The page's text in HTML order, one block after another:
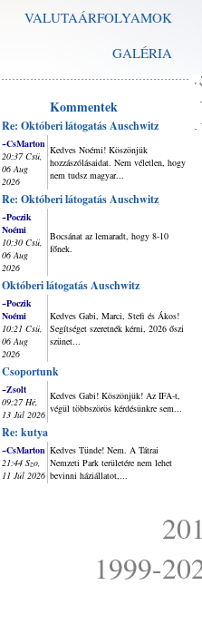
VALUTAÁRFOLYAMOK
GALÉRIA
Kommentek
Re: Októberi látogatás Auschwitz
~CsMarton
20:37 Csü,
06 Aug
2026
Kedves Noémi! Köszönjük
hozzászólásaidat. Nem véletlen, hogy
nem tudsz magyar...
Re: Októberi látogatás Auschwitz
~Poczik
Noémi
10:30 Csü,
06 Aug
2026
Bocsánat az lemaradt, hogy 8-10
főnek.
Októberi látogatás Auschwitz
~Poczik
Noémi
10:21 Csü,
06 Aug
2026
Kedves Gabi, Marci, Stefi és Ákos!
Segítséget szeretnék kérni, 2026 őszi
szünet...
Csoportunk
~Zsolt
09:27 Hé,
13 Júl 2026
Kedves Gabi! Köszönjük! Az IFA-t,
végül többszörös kérdésünkre sem...
Re: kutya
~CsMarton
21:44 Szo,
11 Júl 2026
Kedves Tünde! Nem. A Tátrai
Nemzeti Park területére nem lehet
bevinni háziállatot,...
1999-